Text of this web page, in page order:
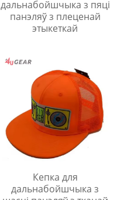
дальнабойшчыка з пяці
панэляў з плеценай
этыкеткай
Кепка для
дальнабойшчыка з